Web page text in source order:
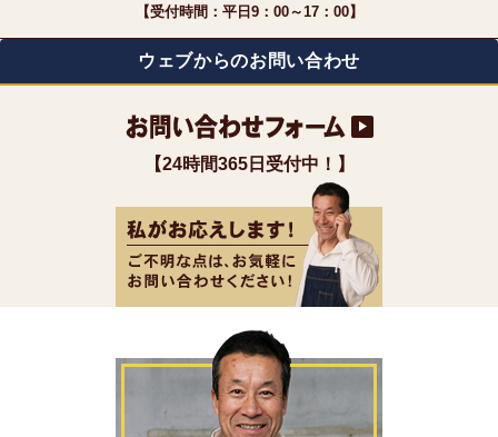
【受付時間：平日9：00～17：00】
ウェブからのお問い合わせ
【24時間365日受付中！】